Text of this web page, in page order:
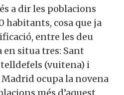
a dir les poblacions
habitants, cosa que ja
entre les deu
situa tres: Sant
(vuitena) i
Madrid ocupa la novena